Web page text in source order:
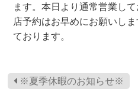
ます。本日より通常営業し
店予約はお早めにお願いし
ております。
※夏季休暇のお知らせ※